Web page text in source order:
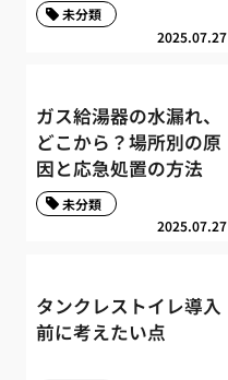
2025.07.27
未分類
ガス給湯器の水漏れ、
どこから？場所別の原
因と応急処置の方法
2025.07.27
未分類
タンクレストイレ導入
前に考えたい点